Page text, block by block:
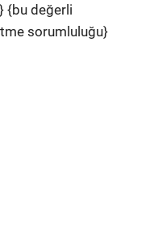
{bu değerli
sorumluluğu}